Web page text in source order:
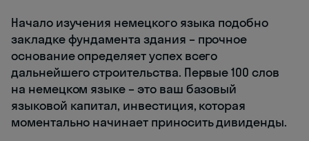
Начало изучения немецкого языка подобно
закладке фундамента здания – прочное
основание определяет успех всего
дальнейшего строительства. Первые 100 слов
на немецком языке – это ваш базовый
языковой капитал, инвестиция, которая
моментально начинает приносить дивиденды.